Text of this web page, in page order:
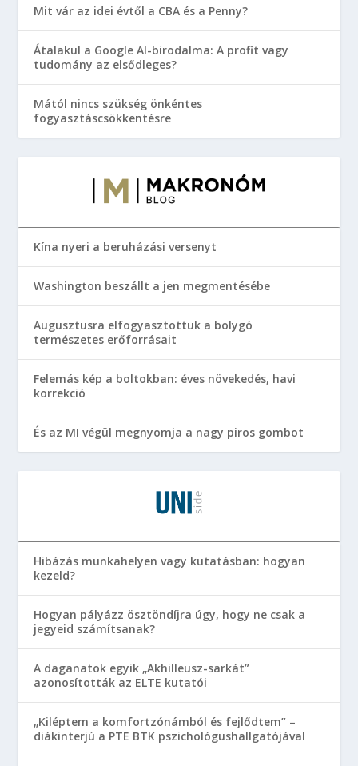
Mit vár az idei évtől a CBA és a Penny?
Átalakul a Google AI-birodalma: A profit vagy
tudomány az elsődleges?
Mától nincs szükség önkéntes
fogyasztáscsökkentésre
Kína nyeri a beruházási versenyt
Washington beszállt a jen megmentésébe
Augusztusra elfogyasztottuk a bolygó
természetes erőforrásait
Felemás kép a boltokban: éves növekedés, havi
korrekció
És az MI végül megnyomja a nagy piros gombot
Hibázás munkahelyen vagy kutatásban: hogyan
kezeld?
Hogyan pályázz ösztöndíjra úgy, hogy ne csak a
jegyeid számítsanak?
A daganatok egyik „Akhilleusz-sarkát”
azonosították az ELTE kutatói
„Kiléptem a komfortzónámból és fejlődtem” –
diákinterjú a PTE BTK pszichológushallgatójával